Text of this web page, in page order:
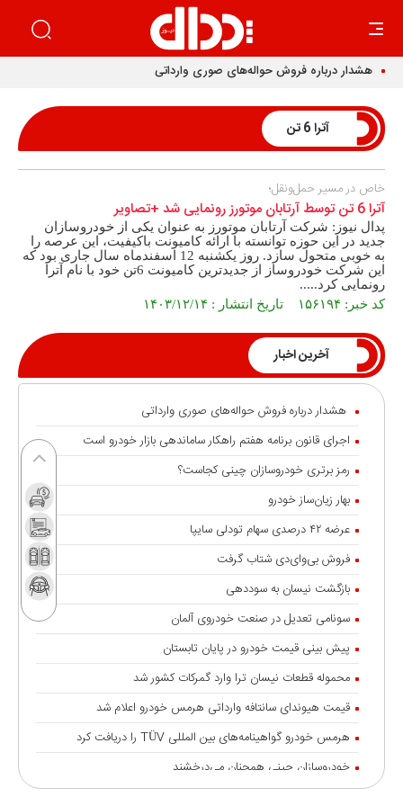
هشدار درباره فروش حواله‌های صوری وارداتی
آترا 6 تن
خاص در مسیر حمل‌ونقل؛
آترا 6 تن توسط آرتابان موتورز رونمایی شد +تصاویر
پدال نیوز: شرکت آرتابان موتورز به عنوان یکی از خودروسازان
جدید در این حوزه توانسته با ارائه کامیونت باکیفیت، این عرصه را
به خوبی متحول سازد. روز یکشنبه 12 اسفندماه سال جاری بود که
این شرکت خودروساز از جدیدترین کامیونت 6تن خود با نام آترا
رونمایی کرد.....
کد خبر: ۱۵۶۱۹۴ تاریخ انتشار : ۱۴۰۳/۱۲/۱۴
آخرین اخبار
هشدار درباره فروش حواله‌های صوری وارداتی
اجرای قانون برنامه هفتم راهکار ساماندهی بازار خودرو است
رمز برتری خودروسازان چینی کجاست؟
بهار زیان‌ساز خودرو
عرضه ۴۲ درصدی سهام تودلی سایپا
فروش بی‌وای‌دی شتاب گرفت
بازگشت نیسان به سوددهی
سونامی تعدیل در صنعت خودروی آلمان
پیش بینی قیمت خودرو در پایان تابستان
محموله قطعات نیسان ترا وارد گمرکات کشور شد
قیمت هیوندای سانتافه وارداتی هرمس خودرو اعلام شد
هرمس خودرو گواهینامه‌های بین المللی TÜV را دریافت کرد
خودروسازان چینی همچنان می‌درخشند